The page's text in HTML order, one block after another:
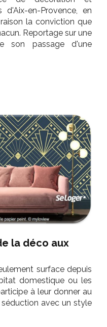
d'Aix-en-Provence, en
la conviction que
Reportage sur une
son passage d'une
la déco aux
surface depuis
domestique ou les
à leur donner au
avec un style